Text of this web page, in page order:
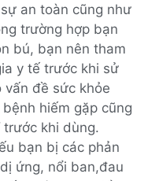
an toàn cũng như
trường hợp bạn
bú, bạn nên tham
y tế trước khi sử
vấn đề sức khỏe
hiếm gặp cũng
khi dùng.
bạn bị các phản
ứng, nổi ban,đau